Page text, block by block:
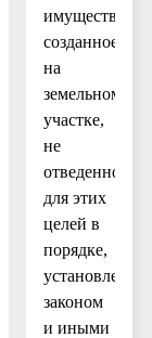
имущество,
созданное
на
земельном
участке,
не
отведенном
для этих
целей в
порядке,
установленном
законом
и иными